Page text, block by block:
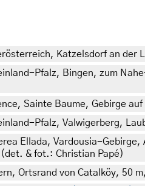
Katzelsdorf an der
Pfalz, Bingen, zum
Sainte Baume, Gebirge
Pfalz, Valwigerberg,
Ellada, Vardousia-Gebirge,
& fot.: Christian Papé)
Ortsrand von Catalköy, 50